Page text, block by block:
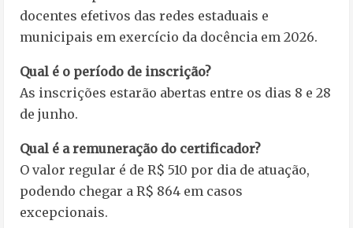
docentes efetivos das redes estaduais e
municipais em exercício da docência em 2026.
Qual é o período de inscrição?
As inscrições estarão abertas entre os dias 8 e 28
de junho.
Qual é a remuneração do certificador?
O valor regular é de R$ 510 por dia de atuação,
podendo chegar a R$ 864 em casos
excepcionais.